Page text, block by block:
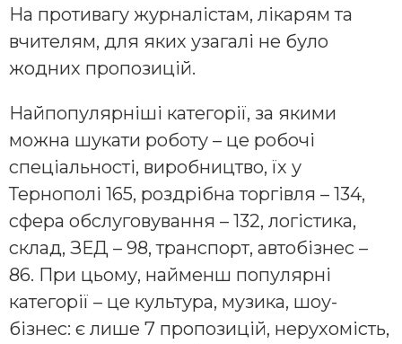
На противагу журналістам, лікарям та
вчителям, для яких узагалі не було
жодних пропозицій.
Найпопулярніші категорії, за якими
можна шукати роботу – це робочі
спеціальності, виробництво, їх у
Тернополі 165, роздрібна торгівля – 134,
сфера обслуговування – 132, логістика,
склад, ЗЕД – 98, транспорт, автобізнес –
86. При цьому, найменш популярні
категорії – це культура, музика, шоу-
бізнес: є лише 7 пропозицій, нерухомість,